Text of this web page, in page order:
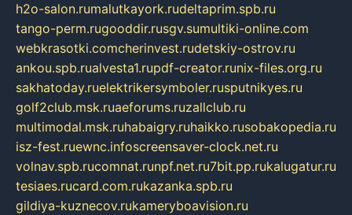
h2o-salon.rumalutkayork.rudeltaprim.spb.ru
tango-perm.rugooddir.rusgv.sumultiki-online.com
webkrasotki.comcherinvest.rudetskiy-ostrov.ru
ankou.spb.rualvesta1.rupdf-creator.runix-files.org.ru
sakhatoday.ruelektrikersymboler.rusputnikyes.ru
golf2club.msk.ruaeforums.ruzallclub.ru
multimodal.msk.ruhabaigry.ruhaikko.rusobakopedia.ru
isz-fest.ruewnc.infoscreensaver-clock.net.ru
volnav.spb.rucomnat.runpf.net.ru7bit.pp.rukalugatur.ru
tesiaes.rucard.com.rukazanka.spb.ru
gildiya-kuznecov.rukameryboavision.ru